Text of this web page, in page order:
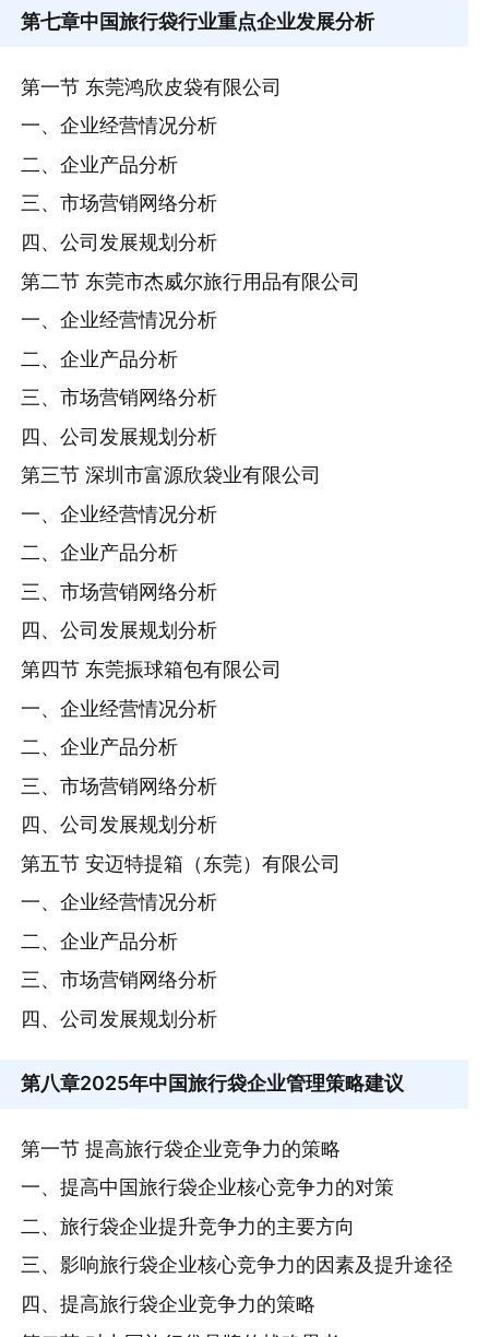
第七章中国旅行袋行业重点企业发展分析
第一节 东莞鸿欣皮袋有限公司
一、企业经营情况分析
二、企业产品分析
三、市场营销网络分析
四、公司发展规划分析
第二节 东莞市杰威尔旅行用品有限公司
一、企业经营情况分析
二、企业产品分析
三、市场营销网络分析
四、公司发展规划分析
第三节 深圳市富源欣袋业有限公司
一、企业经营情况分析
二、企业产品分析
三、市场营销网络分析
四、公司发展规划分析
第四节 东莞振球箱包有限公司
一、企业经营情况分析
二、企业产品分析
三、市场营销网络分析
四、公司发展规划分析
第五节 安迈特提箱（东莞）有限公司
一、企业经营情况分析
二、企业产品分析
三、市场营销网络分析
四、公司发展规划分析
第八章2025年中国旅行袋企业管理策略建议
第一节 提高旅行袋企业竞争力的策略
一、提高中国旅行袋企业核心竞争力的对策
二、旅行袋企业提升竞争力的主要方向
三、影响旅行袋企业核心竞争力的因素及提升途径
四、提高旅行袋企业竞争力的策略